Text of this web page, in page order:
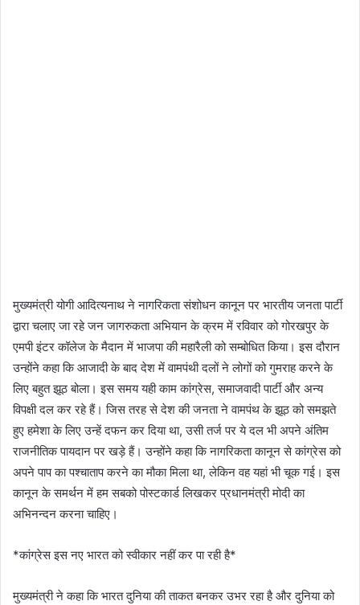
मुख्यमंत्री योगी आदित्यनाथ ने नागरिकता संशोधन कानून पर भारतीय जनता पार्टी
द्वारा चलाए जा रहे जन जागरुकता अभियान के क्रम में रविवार को गोरखपुर के
एमपी इंटर कॉलेज के मैदान में भाजपा की महारैली को सम्बोधित किया। इस दौरान
उन्होंने कहा कि आजादी के बाद देश में वामपंथी दलों ने लोगों को गुमराह करने के
लिए बहुत झूठ बोला। इस समय यही काम कांग्रेस, समाजवादी पार्टी और अन्य
विपक्षी दल कर रहे हैं। जिस तरह से देश की जनता ने वामपंथ के झूठ को समझते
हुए हमेशा के लिए उन्हें दफन कर दिया था, उसी तर्ज पर ये दल भी अपने अंतिम
राजनीतिक पायदान पर खड़े हैं। उन्होंने कहा कि नागरिकता कानून से कांग्रेस को
अपने पाप का पश्चाताप करने का मौका मिला था, लेकिन वह यहां भी चूक गई। इस
कानून के समर्थन में हम सबको पोस्टकार्ड लिखकर प्रधानमंत्री मोदी का
अभिनन्दन करना चाहिए।
*कांग्रेस इस नए भारत को स्वीकार नहीं कर पा रही है*
मुख्यमंत्री ने कहा कि भारत दुनिया की ताकत बनकर उभर रहा है और दुनिया को